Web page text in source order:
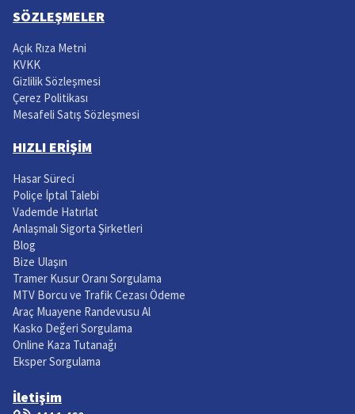
SÖZLEŞMELER
Açık Rıza Metni
KVKK
Gizlilik Sözleşmesi
Çerez Politikası
Mesafeli Satış Sözleşmesi
HIZLI ERİŞİM
Hasar Süreci
Poliçe İptal Talebi
Vademde Hatırlat
Anlaşmalı Sigorta Şirketleri
Blog
Bize Ulaşın
Tramer Kusur Oranı Sorgulama
MTV Borcu ve Trafik Cezası Ödeme
Araç Muayene Randevusu Al
Kasko Değeri Sorgulama
Online Kaza Tutanağı
Eksper Sorgulama
İletişim